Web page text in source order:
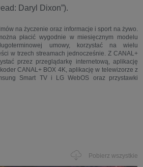
Daryl Dixon”).
na życzenie oraz informacje i sport na żywo.
płacić wygodnie w miesięcznym modelu
umowy, korzystać na wielu
w trzech streamach jednocześnie. Z CANAL+
przez przeglądarkę internetową, aplikację
CANAL+ BOX 4K, aplikację w telewizorze z
Smart TV i LG WebOS oraz przystawki
Pobierz wszystkie